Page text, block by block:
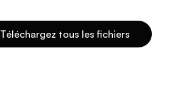
Téléchargez tous les fichiers